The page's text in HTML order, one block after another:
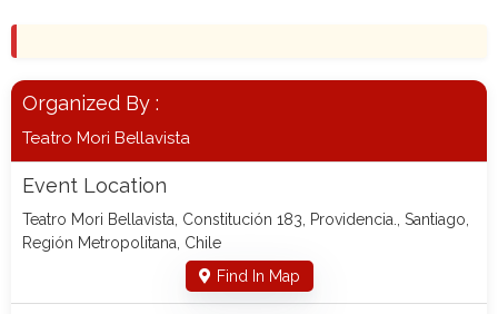
Organized By :
Teatro Mori Bellavista
Event Location
Teatro Mori Bellavista, Constitución 183, Providencia., Santiago,
Región Metropolitana, Chile
Find In Map